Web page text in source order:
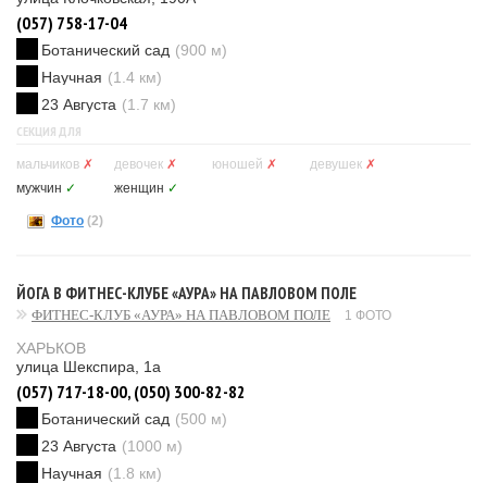
(057) 758-17-04
Ботанический сад (900 м)
Научная (1.4 км)
23 Августа (1.7 км)
СЕКЦИЯ ДЛЯ
мальчиков ✗ девочек ✗ юношей ✗ девушек ✗
мужчин ✓ женщин ✓
Фото (2)
ЙОГА В ФИТНЕС-КЛУБЕ «АУРА» НА ПАВЛОВОМ ПОЛЕ
ФИТНЕС-КЛУБ «АУРА» НА ПАВЛОВОМ ПОЛЕ 1 ФОТО
ХАРЬКОВ
улица Шекспира, 1а
(057) 717-18-00, (050) 300-82-82
Ботанический сад (500 м)
23 Августа (1000 м)
Научная (1.8 км)